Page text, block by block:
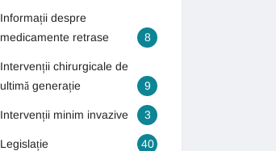
Informații despre
medicamente retrase
8
Intervenții chirurgicale de
ultimă generație
9
Intervenții minim invazive 3
Legislație 40